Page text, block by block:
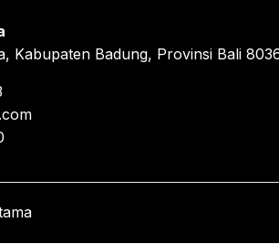
Kabupaten Badung, Provinsi Bali